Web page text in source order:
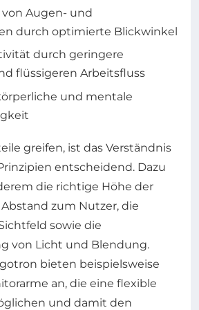
Augen- und
durch optimierte Blickwinkel
durch geringere
flüssigeren Arbeitsfluss
und mentale
greifen, ist das Verständnis
entscheidend. Dazu
die richtige Höhe der
zum Nutzer, die
sowie die
von Licht und Blendung.
bieten beispielsweise
an, die eine flexible
und damit den